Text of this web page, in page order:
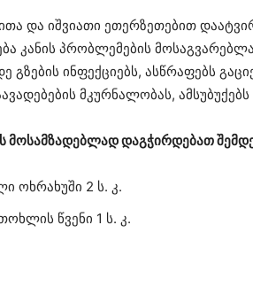
და იშვიათი ეთერზეთებით
კანის პრობლემების
გზების ინფექციებს, ასწრაფებს
მკურნალობას, ამსუბუქებს
მოსამზადებლად დაგჭირდებათ
ოხრახუში 2 ს. კ.
წვენი 1 ს. კ.